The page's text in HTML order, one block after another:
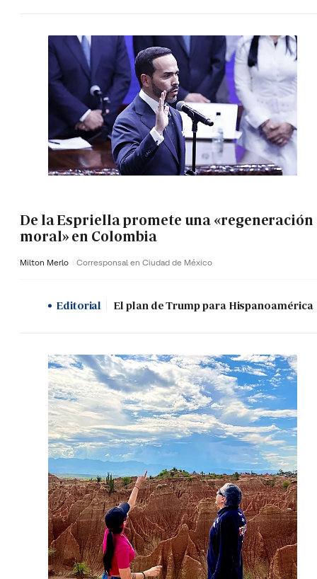
De la Espriella promete una «regeneración
moral» en Colombia
Milton Merlo Corresponsal en Ciudad de México
Editorial El plan de Trump para Hispanoamérica